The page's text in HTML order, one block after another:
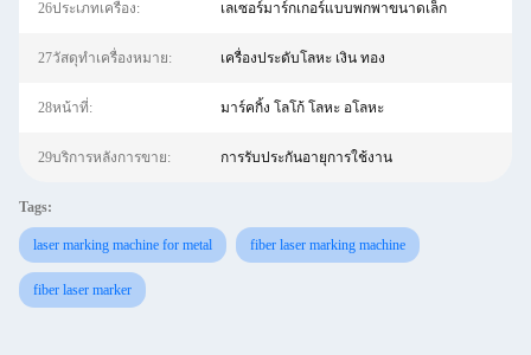
26ประเภทเครื่อง: เลเซอร์มาร์กเกอร์แบบพกพาขนาดเล็ก
27วัสดุทำเครื่องหมาย: เครื่องประดับโลหะ เงิน ทอง
28หน้าที่: มาร์คกิ้ง โลโก้ โลหะ อโลหะ
29บริการหลังการขาย: การรับประกันอายุการใช้งาน
Tags:
laser marking machine for metal fiber laser marking machine
fiber laser marker